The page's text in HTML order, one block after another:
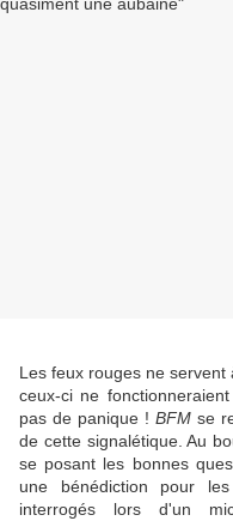
Les feux rouges ne servent
ceux-ci ne
pas de panique ! BFM se
de cette signalétique. Au
se posant les bonnes
une bénédiction pour
interrogés lors d'un